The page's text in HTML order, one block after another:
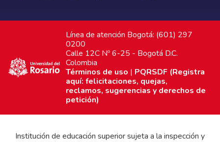
Línea de atención Bogotá: (601) 297
0200
Calle 12C Nº 6-25 - Bogotá D.C.
Colombia
Términos de uso | PQRSDF (Registra
aquí: felicitaciones, quejas,
reclamos, sugerencias y derechos de
petición)
Institución de educación superior sujeta a la inspección y